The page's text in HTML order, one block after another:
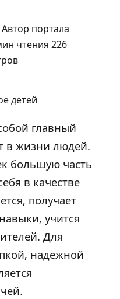
Автор портала
чтения 226
главный
в жизни людей.
большую часть
в качестве
получает
учится
Для
надежной